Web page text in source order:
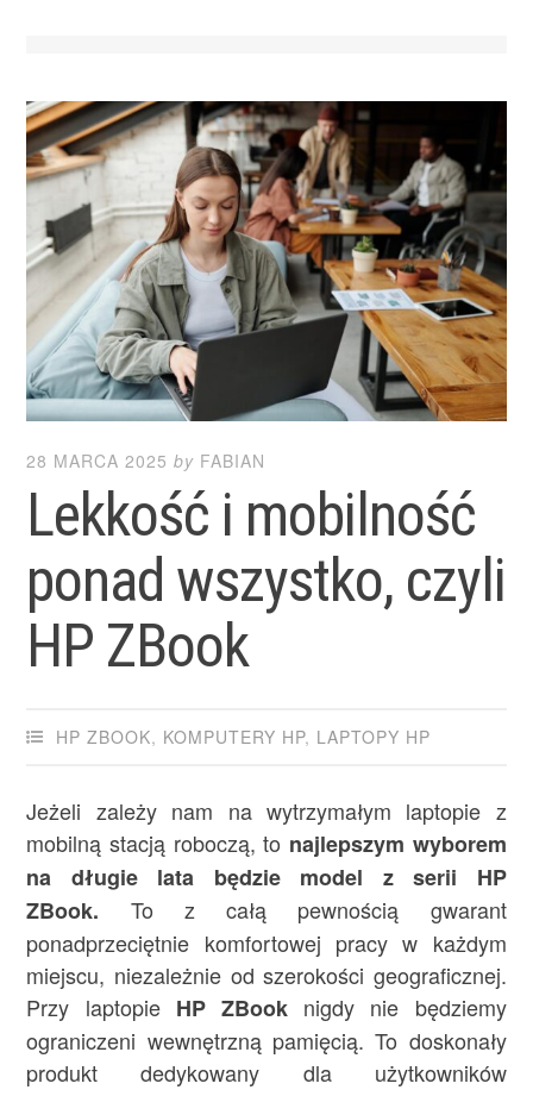
28 MARCA 2025 by FABIAN
Lekkość i mobilność
ponad wszystko, czyli
HP ZBook
HP ZBOOK, KOMPUTERY HP, LAPTOPY HP
Jeżeli zależy nam na wytrzymałym laptopie z
mobilną stacją roboczą, to najlepszym wyborem
na długie lata będzie model z serii HP
ZBook. To z całą pewnością gwarant
ponadprzeciętnie komfortowej pracy w każdym
miejscu, niezależnie od szerokości geograficznej.
Przy laptopie HP ZBook nigdy nie będziemy
ograniczeni wewnętrzną pamięcią. To doskonały
produkt dedykowany dla użytkowników